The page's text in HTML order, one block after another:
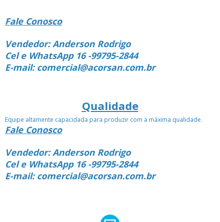
Fale Conosco
Vendedor: Anderson Rodrigo
Cel e WhatsApp 16 -99795-2844
E-mail: comercial@acorsan.com.br
Qualidade
Equipe altamente capacidada para produzir com a máxima qualidade.
Fale Conosco
Vendedor: Anderson Rodrigo
Cel e WhatsApp 16 -99795-2844
E-mail: comercial@acorsan.com.br